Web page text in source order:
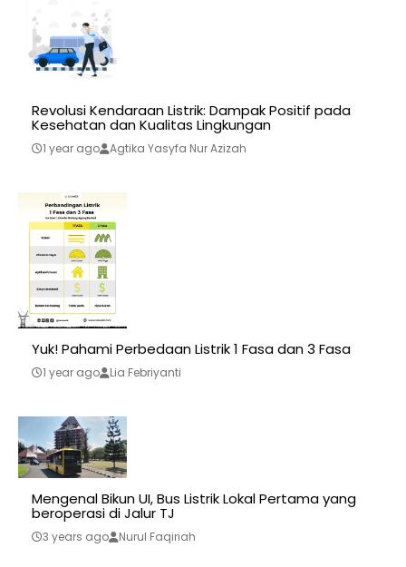
Revolusi Kendaraan Listrik: Dampak Positif pada
Kesehatan dan Kualitas Lingkungan
1 year ago Agtika Yasyfa Nur Azizah
Yuk! Pahami Perbedaan Listrik 1 Fasa dan 3 Fasa
1 year ago Lia Febriyanti
Mengenal Bikun UI, Bus Listrik Lokal Pertama yang
beroperasi di Jalur TJ
3 years ago Nurul Faqiriah